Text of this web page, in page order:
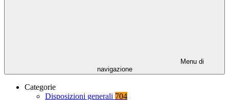
Menu di
navigazione
Categorie
Disposizioni generali 704